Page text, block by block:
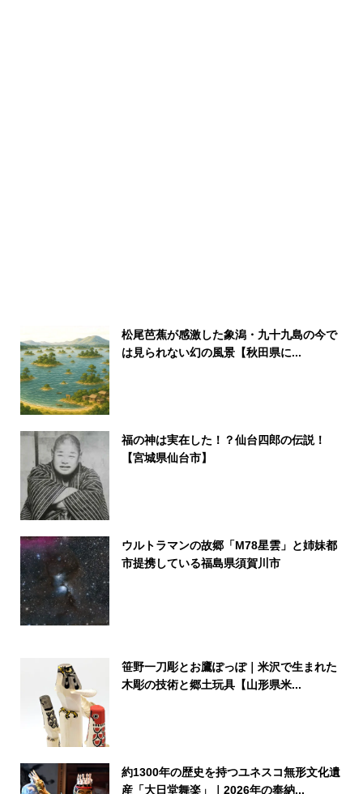
松尾芭蕉が感激した象潟・九十九島の今で
は見られない幻の風景【秋田県に...
福の神は実在した！？仙台四郎の伝説！
【宮城県仙台市】
ウルトラマンの故郷「M78星雲」と姉妹都
市提携している福島県須賀川市
笹野一刀彫とお鷹ぽっぽ｜米沢で生まれた
木彫の技術と郷土玩具【山形県米...
約1300年の歴史を持つユネスコ無形文化遺
産「大日堂舞楽」｜2026年の奉納...